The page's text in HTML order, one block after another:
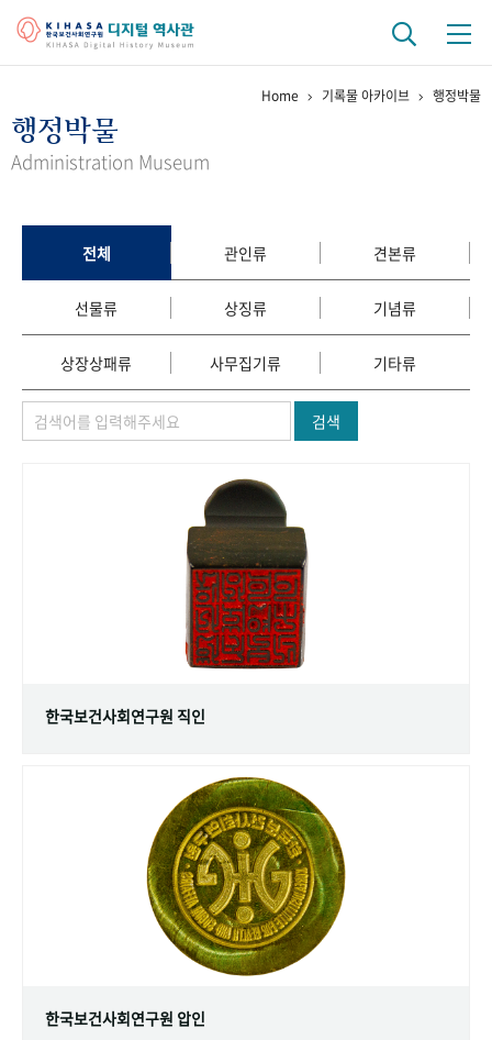
걸어온 길 기관 변천사
정책과 연구 키워드로 보는 연구 역사
연구자들
간행물 변천사
기록물 아카이브
사진 아카이브 문서 기록물 행정박물 영상 기록물
숫자로 보는 50년 50+1
Home 기록물 아카이브 행정박물
행정박물
Administration Museum
전체 관인류 견본류
선물류 상징류 기념류
상장상패류 사무집기류 기타류
검색
한국보건사회연구원 직인
한국보건사회연구원 압인